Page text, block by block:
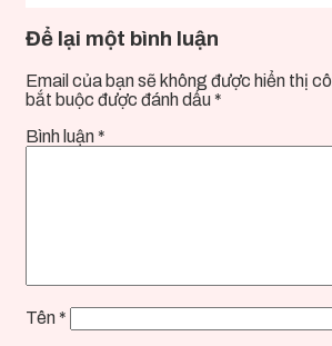
Để lại một bình luận
Email của bạn sẽ không được hiển thị
bắt buộc được đánh dấu *
Bình luận *
Tên *